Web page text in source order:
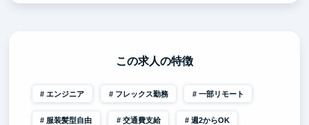
この求人の特徴
エンジニア フレックス勤務 一部リモート
服装髪型自由 交通費支給 週2からOK